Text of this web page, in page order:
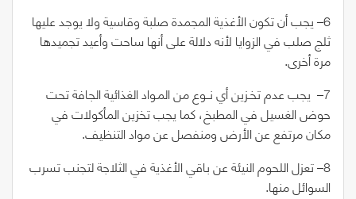
6– يجب أن تكون الأغذية المجمدة صلبة وقاسية ولا يوجد عليها
ثلج صلب في الزوايا لأنه دلالة على أنها ساحت وأعيد تجميدها
مرة أخرى.
7
– يجب عدم تخـزين أي نــوع من المـواد الغذائية الجافة تحت
حوض الغسيل في المطبخ، كما يجب تخزين المأكولات في
مكان مرتفع عن الأرض ومنفصل عن مواد التنظيف.
8– تعزل اللحوم النيئة عن باقي الأغذية في الثلاجة لتجنب تسرب
السوائل منها.